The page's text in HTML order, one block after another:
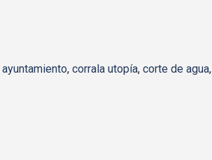
ayuntamiento, corrala utopía, corte de agua,